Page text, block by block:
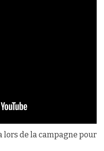
lors de la campagne pour